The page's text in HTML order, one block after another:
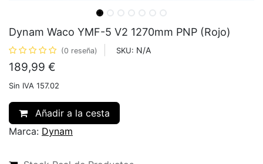
Dynam Waco YMF-5 V2 1270mm PNP (Rojo)
(0 reseña) SKU: N/A
189,99 €
Sin IVA 157.02
Añadir a la cesta
Marca: Dynam